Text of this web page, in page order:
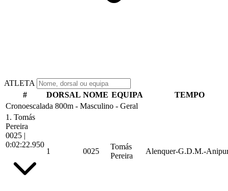
ATLETA
#
DORSAL NOME EQUIPA
TEMPO
Cronoescalada 800m - Masculino - Geral
1. Tomás
Pereira
0025 |
0:02:22.950
1 0025
Tomás
Pereira
Alenquer-G.D.M.-